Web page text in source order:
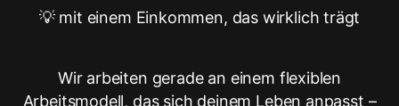
💡 mit einem Einkommen, das wirklich trägt
Wir arbeiten gerade an einem flexiblen
Arbeitsmodell, das sich deinem Leben anpasst –